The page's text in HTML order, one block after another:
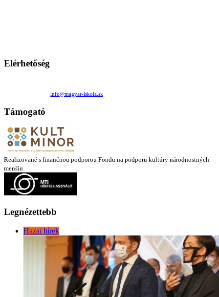
Elérhetőség
info@magyar-iskola.sk
Támogató
Realizované s finančnou podporou Fondu na podporu kultúry národnostných
menšín
Legnézettebb
Hazai hírek